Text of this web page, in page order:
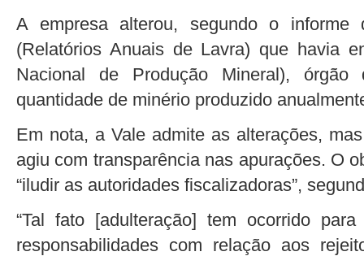
A empresa alterou, segundo o
(Relatórios Anuais de Lavra) que havia
Nacional de Produção Mineral),
quantidade de minério produzido
Em nota, a Vale admite as alterações,
agiu com transparência nas apurações. O
“iludir as autoridades fiscalizadoras”,
“Tal fato [adulteração] tem ocorrido
responsabilidades com relação aos